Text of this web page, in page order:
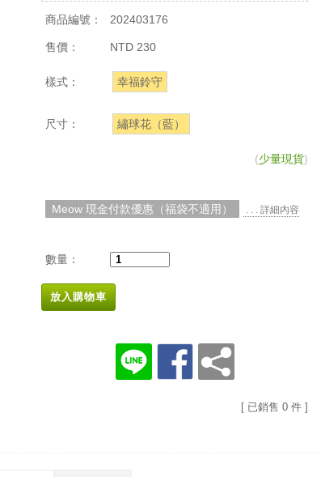
商品編號： 202403176
售價： NTD 230
樣式： 幸福鈴守
尺寸： 繡球花（藍）
(少量現貨)
Meow 現金付款優惠（福袋不適用） . . . 詳細內容
數量：
放入購物車
[ 已銷售 0 件 ]